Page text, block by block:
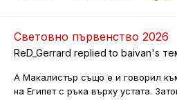
Световно първенство 2026
ReD_Gerrard replied to baivan's
А Макалистър също е и говорил
на Египет с ръка върху устата.